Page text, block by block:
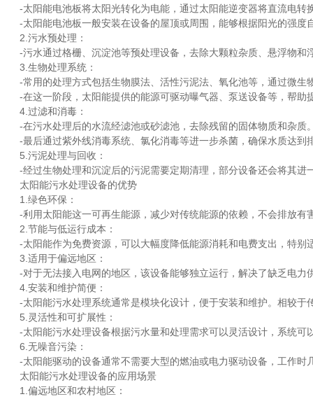
-太阳能电池板将太阳光转化为电能，通过太阳能逆变器将直流电转
-太阳能电池板一般安装在设备的屋顶或周围，能够根据阳光的强度
2.污水预处理：
-污水通过格栅、沉淀池等预处理设备，去除大颗粒杂质、悬浮物和
3.生物处理系统：
-常用的处理方式包括生物膜法、活性污泥法、氧化池等，通过微生
-在这一阶段，太阳能提供的能源可驱动曝气器、泵送设备等，帮助
4.过滤和消毒：
-在污水处理后的水流经滤池或砂滤池，去除残留的固体物质和杂质
-最后通过紫外线消毒系统、氯化消毒等进一步杀菌，确保水质达到
5.污泥处理与回收：
-经过生物处理和沉淀后的污泥需要定期清理，部分设备还会将其进
太阳能污水处理设备的优势
1.绿色环保：
-利用太阳能这一可再生能源，减少对传统能源的依赖，不会排放有
2.节能与低运行成本：
-太阳能作为免费资源，可以大幅度降低能源消耗和电费支出，特别
3.适用于偏远地区：
-对于无法接入电网的地区，该设备能够独立运行，解决了缺乏电力
4.安装和维护简便：
-太阳能污水处理系统通常是模块化设计，便于安装和维护。相较于
5.灵活性和可扩展性：
-太阳能污水处理设备根据污水量和处理需求可以灵活设计，系统可
6.无噪音污染：
-太阳能驱动的设备通常不需要大型的燃油或电力驱动设备，工作时
太阳能污水处理设备的应用场景
1.偏远地区和农村地区：